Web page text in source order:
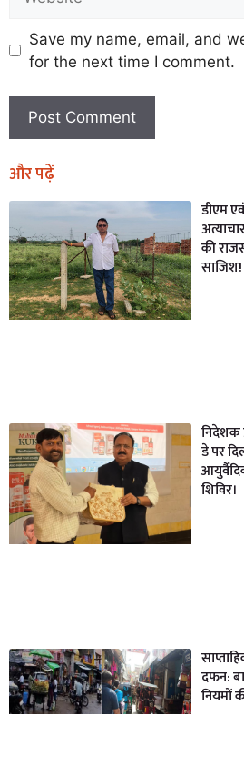
Save my name, email, and
for the next time I comment.
और पढ़ें
डीएम
की
साजिश!
निदेशक
डे पर
शिविर।
दफन:
नियमों